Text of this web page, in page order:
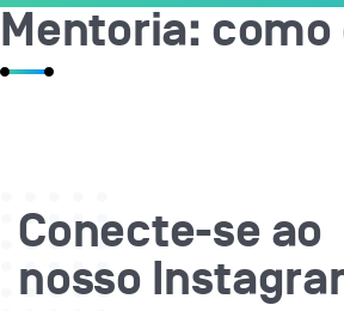
Mentoria:
Conecte-se ao
nosso